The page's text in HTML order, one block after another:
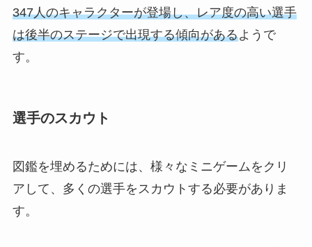
347人のキャラクターが登場し、レア度の高い選手
は後半のステージで出現する傾向があるようで
す。
選手のスカウト
図鑑を埋めるためには、様々なミニゲームをクリ
アして、多くの選手をスカウトする必要がありま
す。